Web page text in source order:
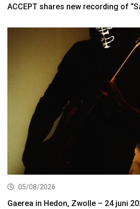
ACCEPT shares new recording of
05/08/2026
Gaerea in Hedon, Zwolle – 24 juni